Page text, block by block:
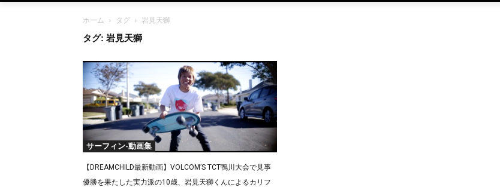
ホーム タグ
岩見天獅
タグ: 岩見天獅
サーフィン-動画集
【DREAMCHILD最新動画】VOLCOM’S TCT鴨川大会で見事
優勝を果たした実力派の10歳、岩見天獅くんによるカリフ